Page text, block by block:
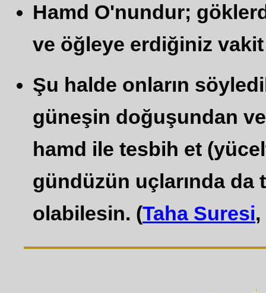
Hamd O'nundur;
ve öğleye erdiğiniz
Şu halde onların
güneşin doğuşundan
hamd ile tesbih et
gündüzün uçlarında
olabilesin. (Taha Suresi,